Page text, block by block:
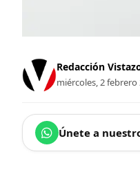
Redacción
miércoles, 2 febrero
Únete a